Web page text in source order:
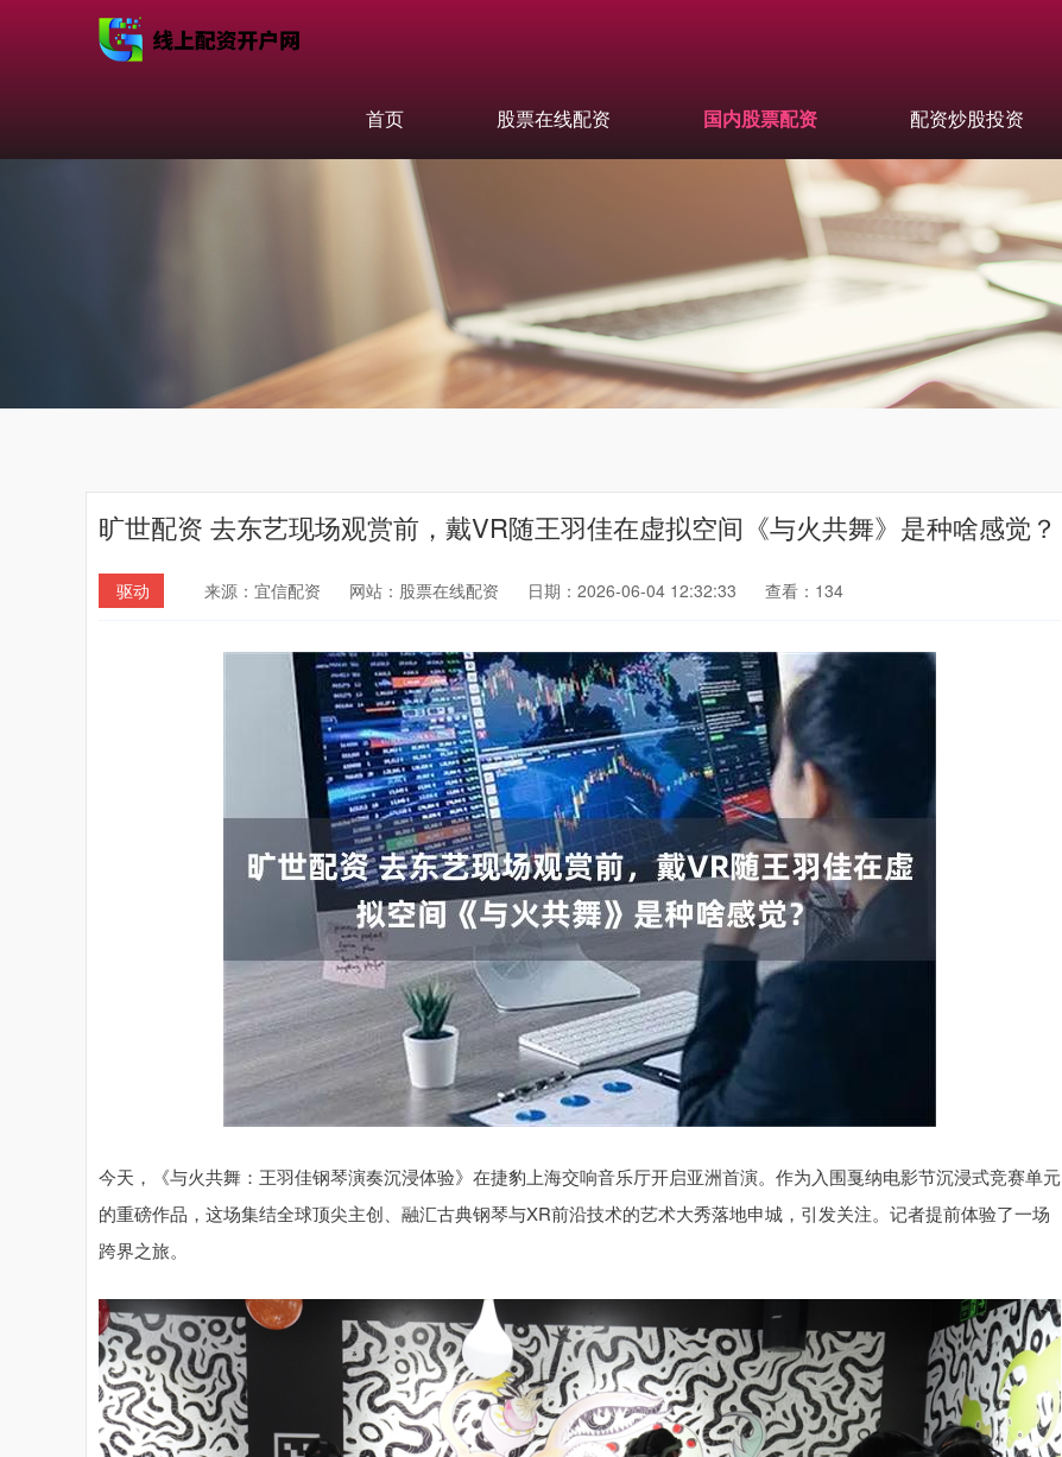
首页 股票在线配资 国内股票配资 配资炒股投资
旷世配资 去东艺现场观赏前，戴VR随王羽佳在虚拟空间《与火共舞》是种啥感觉？
驱动 来源：宜信配资 网站：股票在线配资 日期：2026-06-04 12:32:33 查看：134
今天，《与火共舞：王羽佳钢琴演奏沉浸体验》在捷豹上海交响音乐厅开启亚洲首演。作为入围戛纳电影节沉浸式竞赛单元
的重磅作品，这场集结全球顶尖主创、融汇古典钢琴与XR前沿技术的艺术大秀落地申城，引发关注。记者提前体验了一场
跨界之旅。